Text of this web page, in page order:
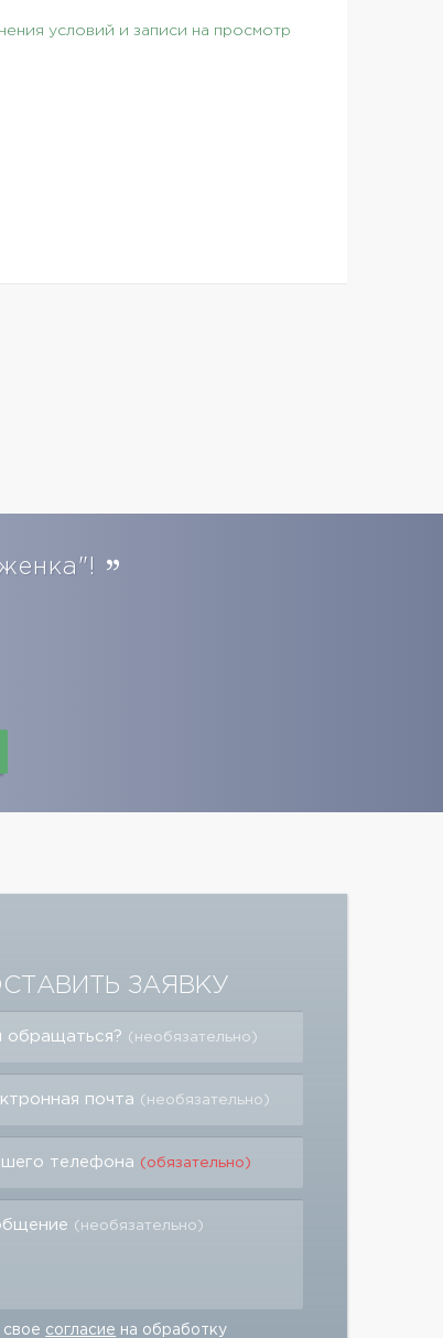
условий и записи на просмотр
ЗАЯВКУ
обращаться? (необязательно)
почта (необязательно)
телефона (обязательно)
(необязательно)
согласие на обработку